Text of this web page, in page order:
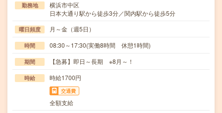
勤務地
横浜市中区
日本大通り駅から徒歩3分／関内駅から徒歩5分
曜日頻度 月～金（週5日）
時間 08:30～17:30(実働8時間 休憩1時間)
期間 【急募】即日～長期 ※8月～！
時給 時給1700円
交通費
全額支給